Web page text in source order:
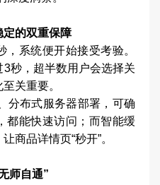
定的双重保障
，系统便开始接受考验。
秒，超半数用户会选择关
关重要。
分布式服务器部署，可确
都能快速访问；而智能缓
商品详情页“秒开”。
师自通”